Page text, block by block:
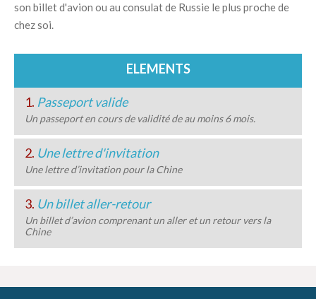
son billet d'avion ou au consulat de Russie le plus proche de
chez soi.
ELEMENTS
1. Passeport valide
Un passeport en cours de validité de au moins 6 mois.
2. Une lettre d'invitation
Une lettre d’invitation pour la Chine
3. Un billet aller-retour
Un billet d’avion comprenant un aller et un retour vers la
Chine